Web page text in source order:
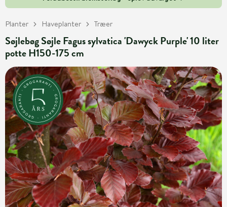
Planter Haveplanter Træer
Søjlebøg Søjle Fagus sylvatica 'Dawyck Purple' 10 liter
potte H150-175 cm